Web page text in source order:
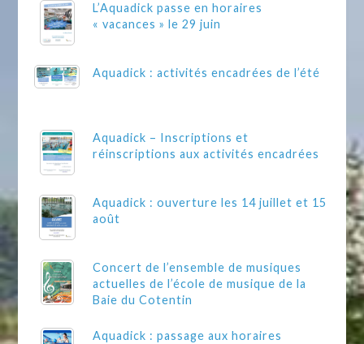
L’Aquadick passe en horaires
« vacances » le 29 juin
Aquadick : activités encadrées de l’été
Aquadick – Inscriptions et
réinscriptions aux activités encadrées
Aquadick : ouverture les 14 juillet et 15
août
Concert de l’ensemble de musiques
actuelles de l’école de musique de la
Baie du Cotentin
Aquadick : passage aux horaires